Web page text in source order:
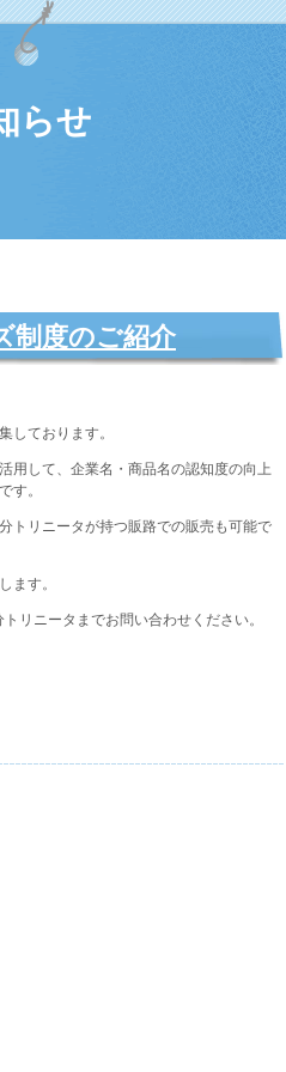
らせ
制度のご紹介
しております。
用して、企業名・商品名の認知度の向上
す。
トリニータが持つ販路での販売も可能で
ます。
リニータまでお問い合わせください。